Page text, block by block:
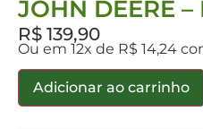
JOHN DEERE –
R$ 139,90
Ou em 12x de R$ 14,24
Adicionar ao carrinho